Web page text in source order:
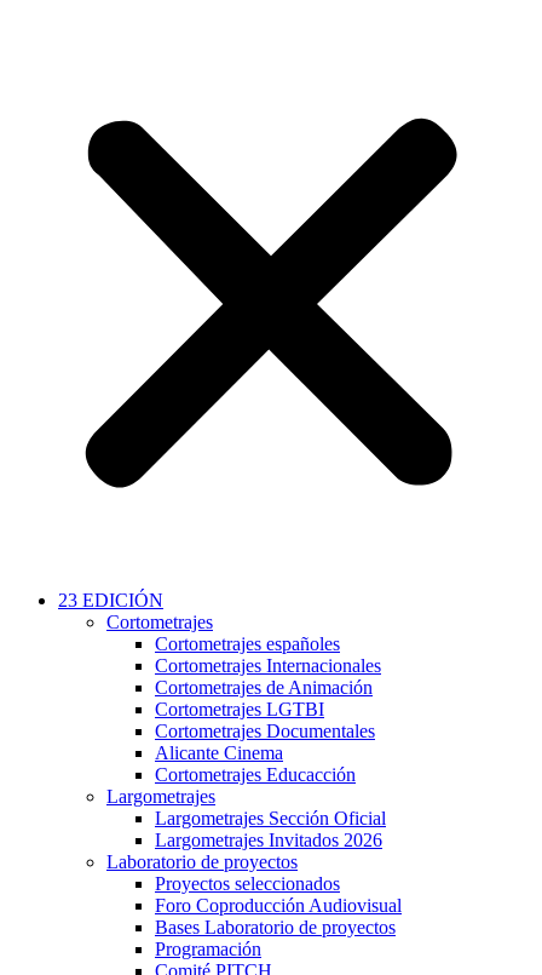
23 EDICIÓN
Cortometrajes
Cortometrajes españoles
Cortometrajes Internacionales
Cortometrajes de Animación
Cortometrajes LGTBI
Cortometrajes Documentales
Alicante Cinema
Cortometrajes Educacción
Largometrajes
Largometrajes Sección Oficial
Largometrajes Invitados 2026
Laboratorio de proyectos
Proyectos seleccionados
Foro Coproducción Audiovisual
Bases Laboratorio de proyectos
Programación
Comité PITCH